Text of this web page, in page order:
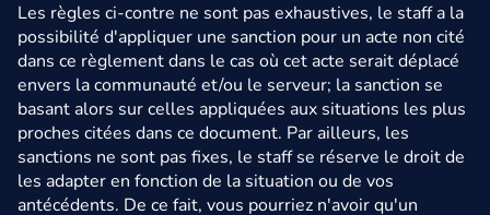
Les règles ci-contre ne sont pas exhaustives, le staff a la
possibilité d'appliquer une sanction pour un acte non cité
dans ce règlement dans le cas où cet acte serait déplacé
envers la communauté et/ou le serveur; la sanction se
basant alors sur celles appliquées aux situations les plus
proches citées dans ce document. Par ailleurs, les
sanctions ne sont pas fixes, le staff se réserve le droit de
les adapter en fonction de la situation ou de vos
antécédents. De ce fait, vous pourriez n'avoir qu'un